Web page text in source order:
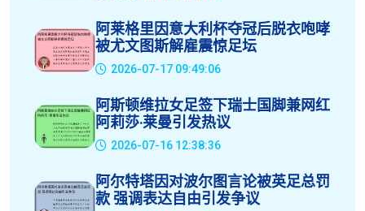
阿莱格里因意大利杯夺冠后脱衣咆哮
被尤文图斯解雇震惊足坛
2026-07-17 09:49:06
阿斯顿维拉女足签下瑞士国脚兼网红
阿莉莎·莱曼引发热议
2026-07-16 12:38:36
阿尔特塔因对波尔图言论被英足总罚
款 强调表达自由引发争议